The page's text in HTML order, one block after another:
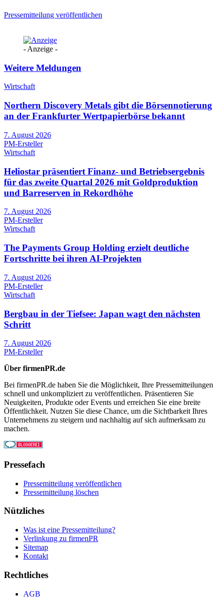
Pressemitteilung veröffentlichen
- Anzeige -
Weitere Meldungen
Wirtschaft
Northern Discovery Metals gibt die Börsennotierung
an der Frankfurter Wertpapierbörse bekannt
7. August 2026
PM-Ersteller
Wirtschaft
Heliostar präsentiert Finanz- und Betriebsergebnis
für das zweite Quartal 2026 mit Goldproduktion
und Barreserven in Rekordhöhe
7. August 2026
PM-Ersteller
Wirtschaft
The Payments Group Holding erzielt deutliche
Fortschritte bei ihren AI-Projekten
7. August 2026
PM-Ersteller
Wirtschaft
Bergbau in der Tiefsee: Japan wagt den nächsten
Schritt
7. August 2026
PM-Ersteller
Über firmenPR.de
Bei firmenPR.de haben Sie die Möglichkeit, Ihre Pressemitteilungen
schnell und unkompliziert zu veröffentlichen. Präsentieren Sie
Neuigkeiten, Produkte oder Events und erreichen Sie eine breite
Öffentlichkeit. Nutzen Sie diese Chance, um die Sichtbarkeit Ihres
Unternehmens zu steigern und nachhaltig auf sich aufmerksam zu
machen.
Pressefach
Pressemitteilung veröffentlichen
Pressemitteilung löschen
Nützliches
Was ist eine Pressemitteilung?
Verlinkung zu firmenPR
Sitemap
Kontakt
Rechtliches
AGB